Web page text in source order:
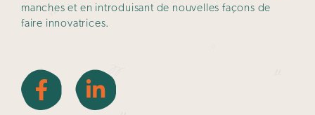
manches et en introduisant de nouvelles façons de
faire innovatrices.